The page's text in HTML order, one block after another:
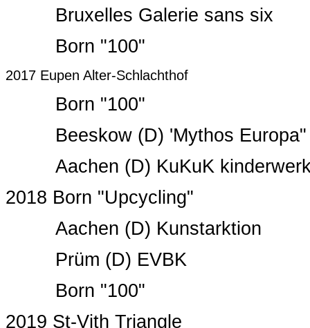
Bruxelles Galerie sans six
Born "100"
2017 Eupen Alter-Schlachthof
Born "100"
Beeskow (D) 'Mythos Europa"
Aachen (D) KuKuK
2018 Born "Upcycling"
Aachen (D) Kunstarktion
Prüm (D) EVBK
Born "100"
2019 St-Vith Triangle